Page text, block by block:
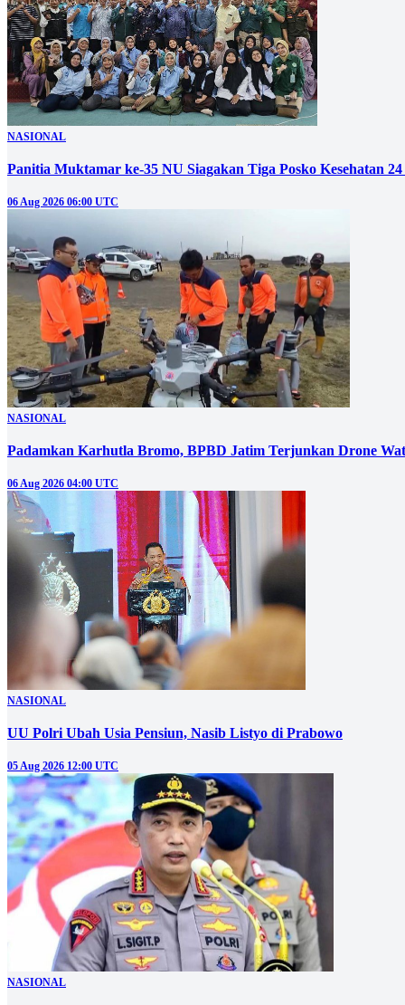
NASIONAL
Panitia Muktamar ke-35 NU Siagakan Tiga Posko Kesehatan 24
06 Aug 2026 06:00 UTC
NASIONAL
Padamkan Karhutla Bromo, BPBD Jatim Terjunkan Drone
06 Aug 2026 04:00 UTC
NASIONAL
UU Polri Ubah Usia Pensiun, Nasib Listyo di Prabowo
05 Aug 2026 12:00 UTC
NASIONAL